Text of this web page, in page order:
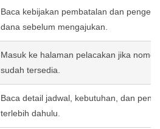
Baca kebijakan pembatalan dan
dana sebelum mengajukan.
Masuk ke halaman pelacakan jika nomor
sudah tersedia.
Baca detail jadwal, kebutuhan, dan
terlebih dahulu.